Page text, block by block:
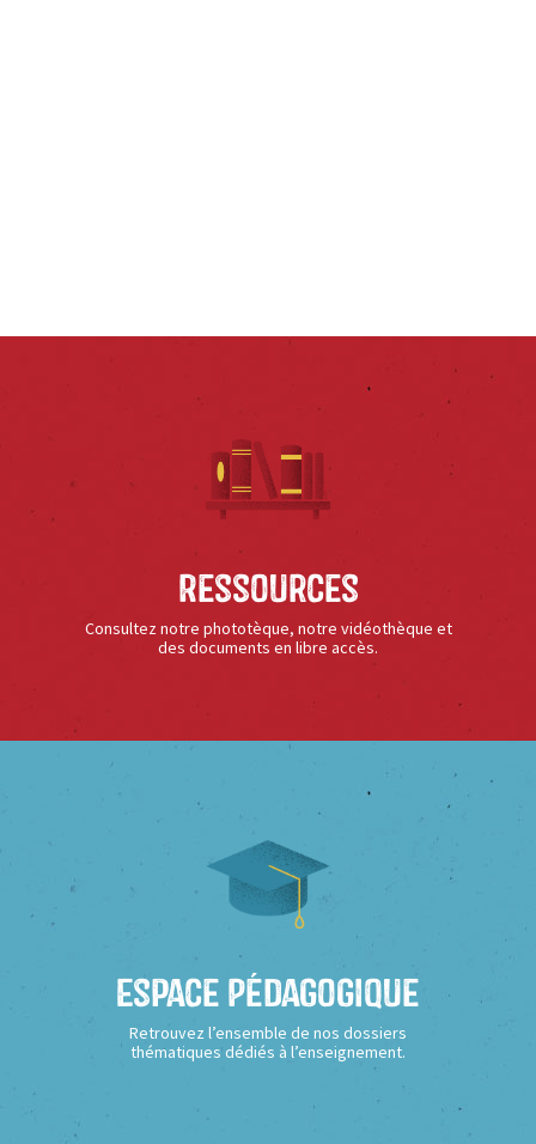
Ressources
Consultez notre phototèque, notre vidéothèque et
des documents en libre accès.
Espace Pédagogique
Retrouvez l’ensemble de nos dossiers
thématiques dédiés à l’enseignement.